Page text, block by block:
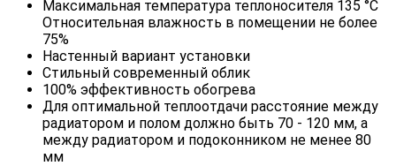
Максимальная температура теплоносителя 135 °C
Относительная влажность в помещении не более
75%
Настенный вариант установки
Стильный современный облик
100% эффективность обогрева
Для оптимальной теплоотдачи расстояние между
радиатором и полом должно быть 70 - 120 мм, а
между радиатором и подоконником не менее 80
мм